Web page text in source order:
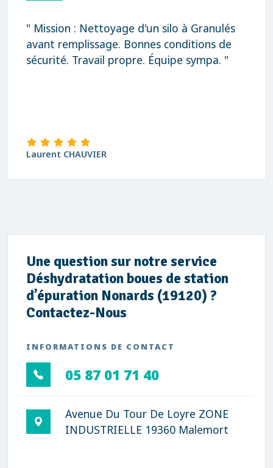
" Rapidité, qualité et prix très correct
Merci "
david Blanchard
Une question sur notre service
Déshydratation boues de station
d’épuration Nonards (19120) ?
Contactez-Nous
INFORMATIONS DE CONTACT
05 87 01 71 40
Avenue Du Tour De Loyre ZONE
INDUSTRIELLE 19360 Malemort